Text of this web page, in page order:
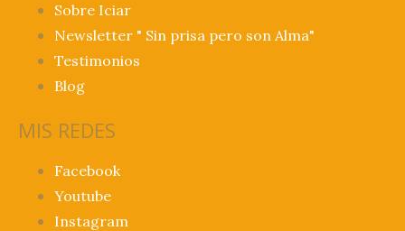
Sobre Iciar
Newsletter " Sin prisa pero son Alma"
Testimonios
Blog
MIS REDES
Facebook
Youtube
Instagram